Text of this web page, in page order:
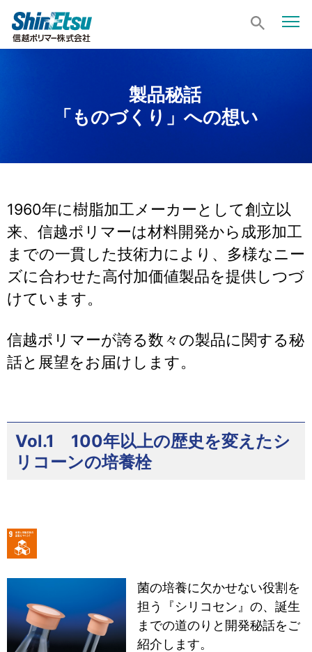
製品秘話
「ものづくり」への想い
1960年に樹脂加工メーカーとして創立以
来、信越ポリマーは材料開発から成形加工
までの一貫した技術力により、多様なニー
ズに合わせた高付加価値製品を提供しつづ
けています。
信越ポリマーが誇る数々の製品に関する秘
話と展望をお届けします。
Vol.1 100年以上の歴史を変えたシ
リコーンの培養栓
菌の培養に欠かせない役割を
担う『シリコセン』の、誕生
までの道のりと開発秘話をご
紹介します。